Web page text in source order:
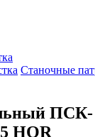
Станочные
ПСК-
HOR